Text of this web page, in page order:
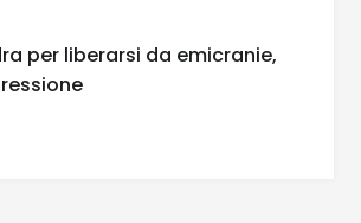
per liberarsi da emicranie,